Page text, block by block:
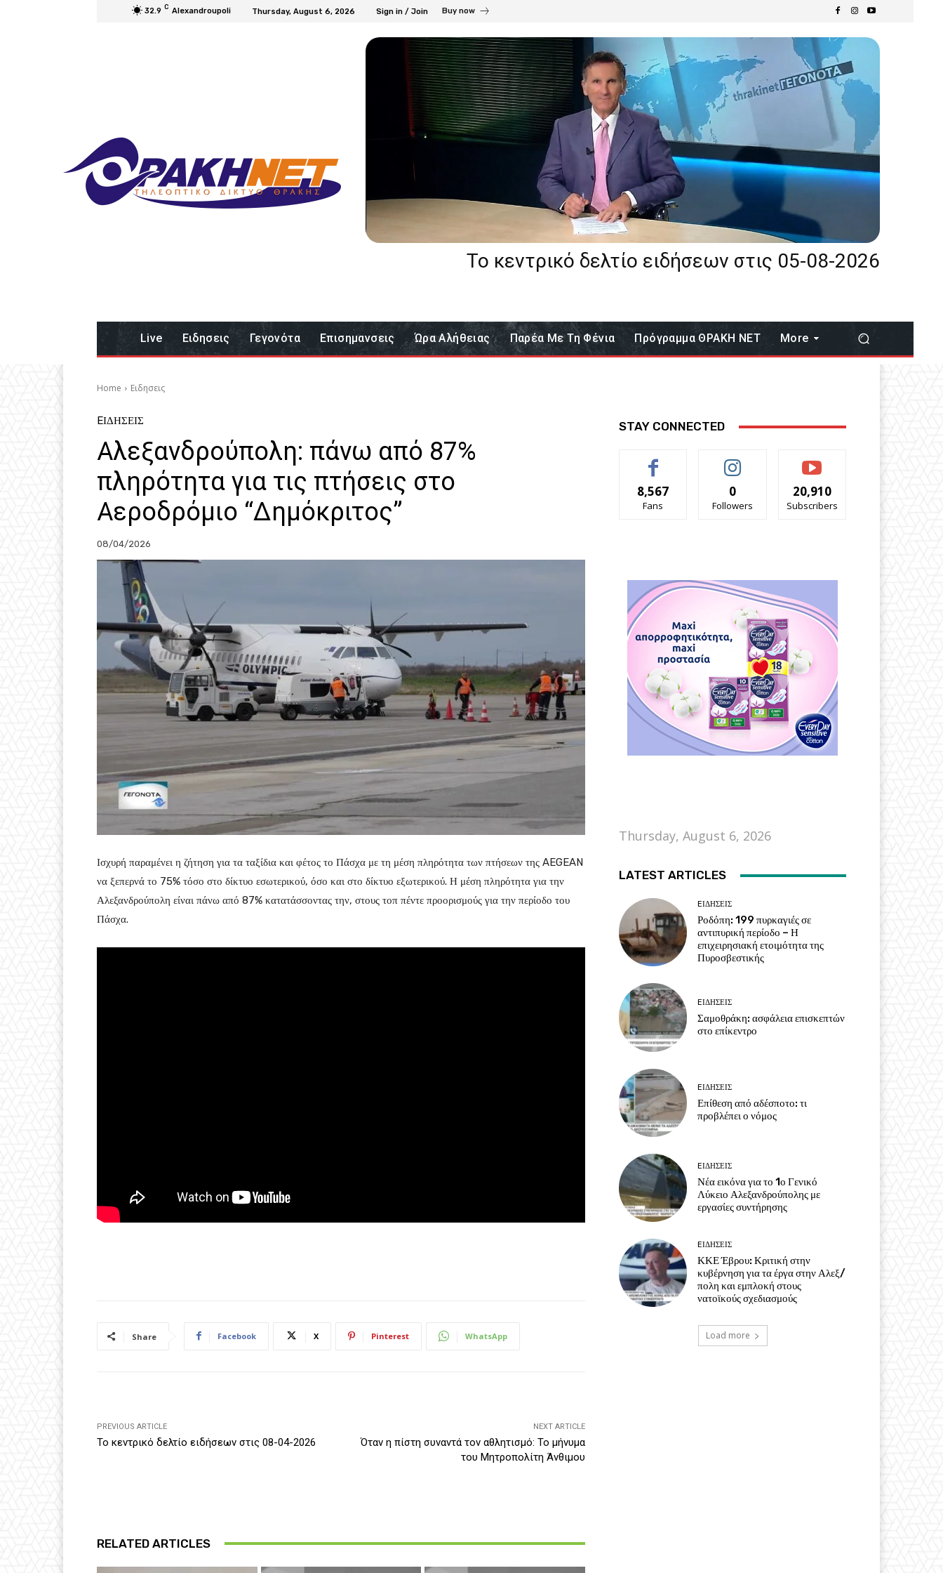
32.9 C Alexandroupoli Thursday, August 6, 2026 Sign in / Join Buy now
Το κεντρικό δελτίο ειδήσεων στις 05-08-2026
Live Eιδησεις Γεγονότα Επισημανσεις Ώρα Αλήθειας Παρέα Με Τη Φένια Πρόγραμμα ΘΡΑΚΗ ΝΕΤ More
Home Eιδησεις
EΙΔΗΣΕΙΣ
Αλεξανδρούπολη: πάνω από 87%
πληρότητα για τις πτήσεις στο
Αεροδρόμιο “Δημόκριτος”
08/04/2026
Ισχυρή παραμένει η ζήτηση για τα ταξίδια και φέτος το Πάσχα με τη μέση πληρότητα των πτήσεων της AEGEAN
να ξεπερνά το 75% τόσο στο δίκτυο εσωτερικού, όσο και στο δίκτυο εξωτερικού. Η μέση πληρότητα για την
Αλεξανδρούπολη είναι πάνω από 87% κατατάσσοντας την, στους τοπ πέντε προορισμούς για την περίοδο του
Πάσχα.
Share Facebook X Pinterest WhatsApp
PREVIOUS ARTICLE
Το κεντρικό δελτίο ειδήσεων στις 08-04-2026
NEXT ARTICLE
Όταν η πίστη συναντά τον αθλητισμό: Το μήνυμα
του Μητροπολίτη Άνθιμου
RELATED ARTICLES
STAY CONNECTED
8,567
Fans
0
Followers
20,910
Subscribers
Thursday, August 6, 2026
LATEST ARTICLES
EΙΔΗΣΕΙΣ
Ροδόπη: 199 πυρκαγιές σε
αντιπυρική περίοδο – Η
επιχειρησιακή ετοιμότητα της
Πυροσβεστικής
EΙΔΗΣΕΙΣ
Σαμοθράκη: ασφάλεια επισκεπτών
στο επίκεντρο
EΙΔΗΣΕΙΣ
Επίθεση από αδέσποτο: τι
προβλέπει ο νόμος
EΙΔΗΣΕΙΣ
Νέα εικόνα για το 1ο Γενικό
Λύκειο Αλεξανδρούπολης με
εργασίες συντήρησης
EΙΔΗΣΕΙΣ
ΚΚΕ Έβρου: Κριτική στην
κυβέρνηση για τα έργα στην Αλεξ/
πολη και εμπλοκή στους
νατοϊκούς σχεδιασμούς
Load more